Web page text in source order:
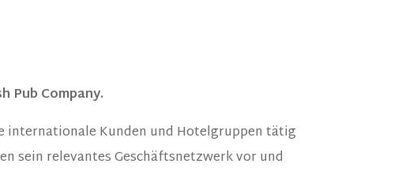
Pub Company.
internationale Kunden und Hotelgruppen tätig
sein relevantes Geschäftsnetzwerk vor und